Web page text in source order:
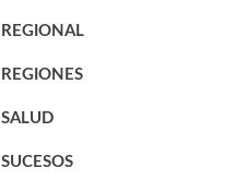
REGIONAL
REGIONES
SALUD
SUCESOS